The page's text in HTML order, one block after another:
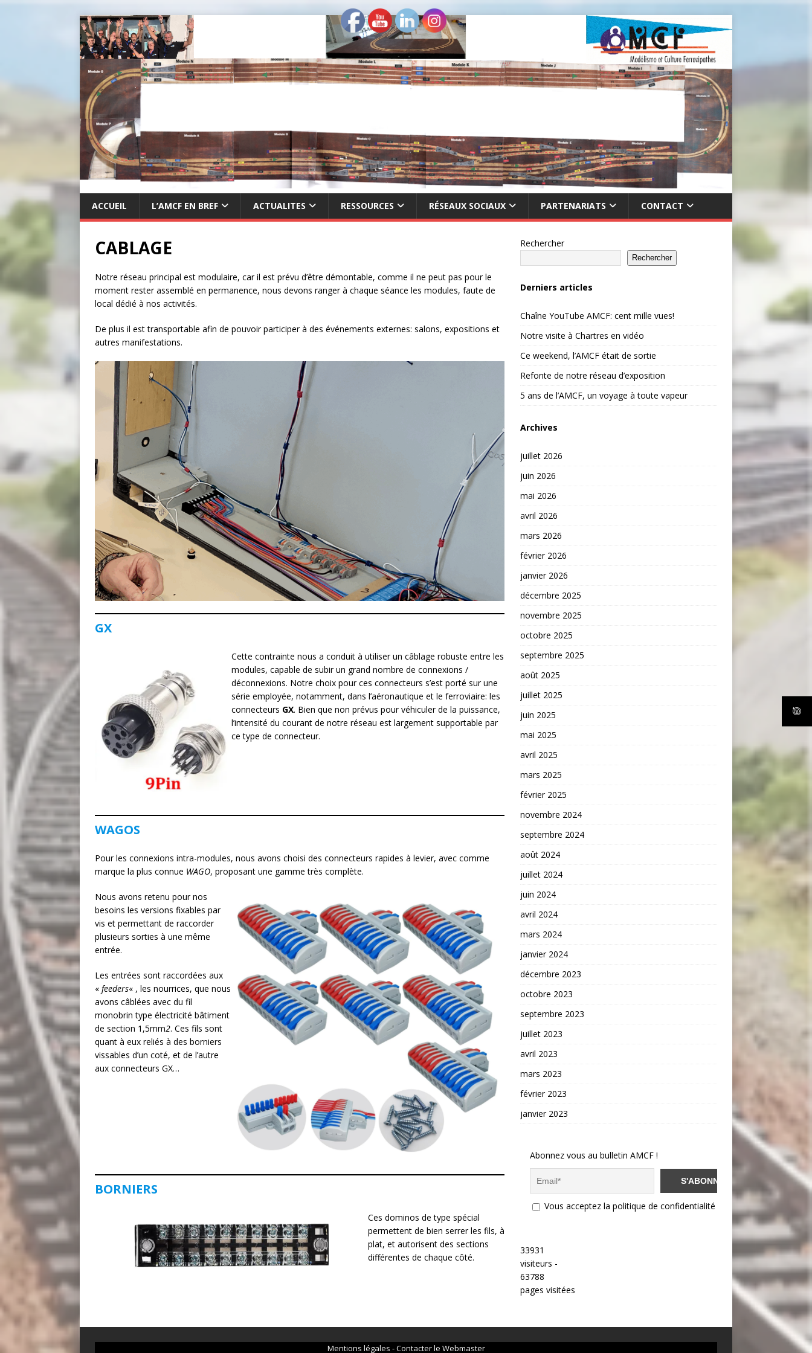
ACCUEIL L’AMCF EN BREF ACTUALITES RESSOURCES RÉSEAUX SOCIAUX PARTENARIATS CONTACT
CABLAGE
Notre réseau principal est modulaire, car il est prévu d’être démontable, comme il ne peut pas pour le
moment rester assemblé en permanence, nous devons ranger à chaque séance les modules, faute de
local dédié à nos activités.
De plus il est transportable afin de pouvoir participer à des événements externes: salons, expositions et
autres manifestations.
GX
Cette contrainte nous a conduit à utiliser un câblage robuste entre les
modules, capable de subir un grand nombre de connexions /
déconnexions. Notre choix pour ces connecteurs s’est porté sur une
série employée, notamment, dans l’aéronautique et le ferroviaire: les
connecteurs GX. Bien que non prévus pour véhiculer de la puissance,
l’intensité du courant de notre réseau est largement supportable par
ce type de connecteur.
WAGOS
Pour les connexions intra-modules, nous avons choisi des connecteurs rapides à levier, avec comme
marque la plus connue WAGO, proposant une gamme très complète.
Nous avons retenu pour nos
besoins les versions fixables par
vis et permettant de raccorder
plusieurs sorties à une même
entrée.
Les entrées sont raccordées aux
« feeders« , les nourrices, que nous
avons câblées avec du fil
monobrin type électricité bâtiment
de section 1,5mm2. Ces fils sont
quant à eux reliés à des borniers
vissables d’un coté, et de l’autre
aux connecteurs GX…
BORNIERS
Ces dominos de type spécial
permettent de bien serrer les fils, à
plat, et autorisent des sections
différentes de chaque côté.
Rechercher
Rechercher
Derniers articles
Chaîne YouTube AMCF: cent mille vues!
Notre visite à Chartres en vidéo
Ce weekend, l’AMCF était de sortie
Refonte de notre réseau d’exposition
5 ans de l’AMCF, un voyage à toute vapeur
Archives
juillet 2026
juin 2026
mai 2026
avril 2026
mars 2026
février 2026
janvier 2026
décembre 2025
novembre 2025
octobre 2025
septembre 2025
août 2025
juillet 2025
juin 2025
mai 2025
avril 2025
mars 2025
février 2025
novembre 2024
septembre 2024
août 2024
juillet 2024
juin 2024
avril 2024
mars 2024
janvier 2024
décembre 2023
octobre 2023
septembre 2023
juillet 2023
avril 2023
mars 2023
février 2023
janvier 2023
Abonnez vous au bulletin AMCF !
Vous acceptez la politique de confidentialité
33931
visiteurs -
63788
pages visitées
Mentions légales -Contacter le Webmaster